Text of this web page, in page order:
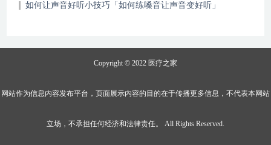
如何让声音好听小技巧「如何练嗓音让声音变好听」
Copyright © 2022 医疗之家
网站作为信息内容发布平台，页面展示内容的目的在于传播更多信息，不代表本网站
立场，不承担任何经济和法律责任。 All Rights Reserved.